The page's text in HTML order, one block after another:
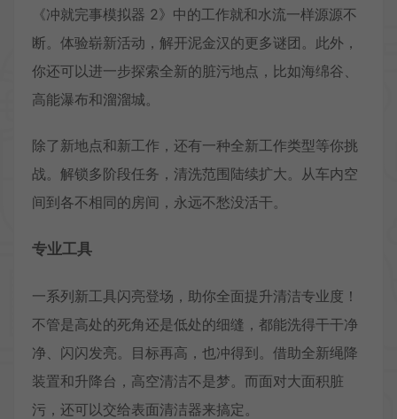
《冲就完事模拟器 2》中的工作就和水流一样源源不
断。体验崭新活动，解开泥金汉的更多谜团。此外，
你还可以进一步探索全新的脏污地点，比如海绵谷、
高能瀑布和溜溜城。
除了新地点和新工作，还有一种全新工作类型等你挑
战。解锁多阶段任务，清洗范围陆续扩大。从车内空
间到各不相同的房间，永远不愁没活干。
专业工具
一系列新工具闪亮登场，助你全面提升清洁专业度！
不管是高处的死角还是低处的细缝，都能洗得干干净
净、闪闪发亮。目标再高，也冲得到。借助全新绳降
装置和升降台，高空清洁不是梦。而面对大面积脏
污，还可以交给表面清洁器来搞定。